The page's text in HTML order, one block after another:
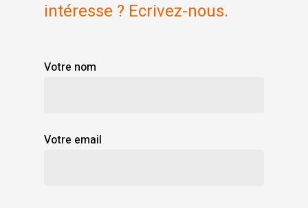
intéresse ? Ecrivez-nous.
Votre nom
Votre email